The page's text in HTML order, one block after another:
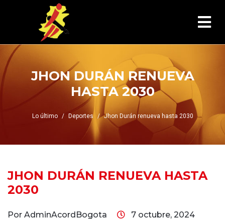
JHON DURÁN RENUEVA
HASTA 2030
Lo último Deportes Jhon Durán renueva hasta 2030
JHON DURÁN RENUEVA HASTA
2030
Por AdminAcordBogota
7 octubre, 2024